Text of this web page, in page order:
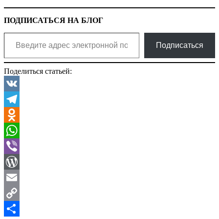
ПОДПИСАТЬСЯ НА БЛОГ
Введите адрес электронной почты…
Подписаться
Поделиться статьей:
VK
Telegram
Odnoklassniki
WhatsApp
Viber
WordPress
Email
Copy